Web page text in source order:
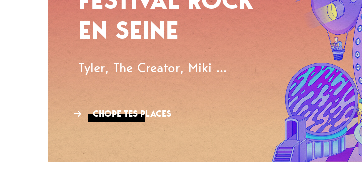
EN SEINE
Tyler, The Creator, Miki ...
CHOPE TES PLACES